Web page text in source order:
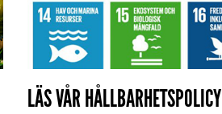
LÄS VÅR HÅLLBARHETSPOLICY